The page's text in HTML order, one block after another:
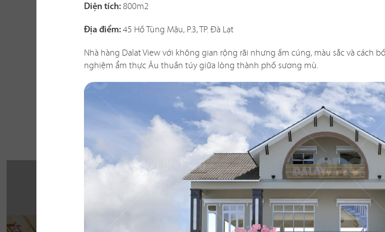
sao? Liệu có phù hợp với ngân sách và mong muốn của
Chúng tôi biết để tìm ra giải pháp hài hòa tất cả các
dễ giải quyết, vì vậy hãy để chúng tôi đồng hành cùng
——————————–
Một số dự án nhà hàng do QDC Design & Build
Diện tích: 800m2
Địa điểm: 45 Hồ Tùng Mậu, P.3, TP. Đà Lạt
Nhà hàng Dalat View với không gian rộng rãi nhưng ấm cúng, màu sắc và cách
nghiệm ẩm thực Âu thuần túy giữa lòng thành phố sương mù.